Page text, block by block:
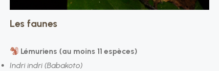
Les faunes
Lémuriens (au moins 11 espèces)
Indri indri (Babakoto)